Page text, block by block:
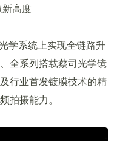
高度
学系统上实现全链路升
全系列搭载蔡司光学镜
行业首发镀膜技术的精
拍摄能力。